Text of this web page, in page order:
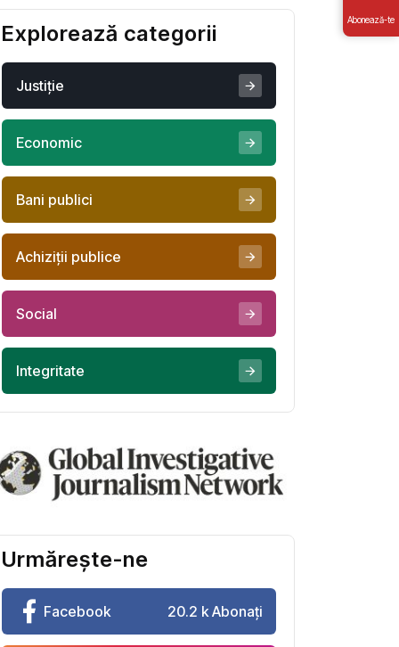
Explorează categorii
Justiţie
Economic
Bani publici
Achiziţii publice
Social
Integritate
Urmărește-ne
Facebook 20.2 k Abonați
Abonează-te